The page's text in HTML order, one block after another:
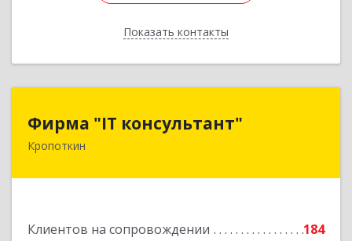
Показать контакты
Назад
Фирма "IT консультант"
Кропоткин
Клиентов на сопровождении 184
352389, Краснодарский край, Кавказский р-н,